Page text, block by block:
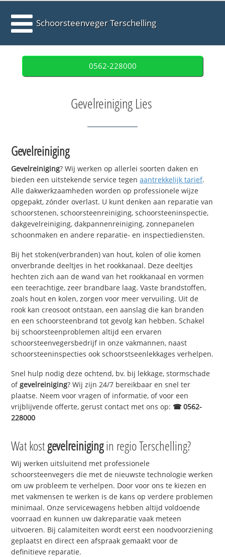
Schoorsteenveger Terschelling
0562-228000
Gevelreiniging Lies
Gevelreiniging
Gevelreiniging? Wij werken op allerlei soorten daken en
bieden een uitstekende service tegenaantrekkelijk tarief.
Alle dakwerkzaamheden worden op professionele wijze
opgepakt, zónder overlast. U kunt denken aan reparatie van
schoorstenen, schoorsteenreiniging, schoorsteeninspectie,
dakgevelreiniging, dakpannenreiniging, zonnepanelen
schoonmaken en andere reparatie- en inspectiediensten.
Bij het stoken(verbranden) van hout, kolen of olie komen
onverbrande deeltjes in het rookkanaal. Deze deeltjes
hechten zich aan de wand van het rookkanaal en vormen
een teerachtige, zeer brandbare laag. Vaste brandstoffen,
zoals hout en kolen, zorgen voor meer vervuiling. Uit de
rook kan creosoot ontstaan, een aanslag die kan branden
en een schoorsteenbrand tot gevolg kan hebben. Schakel
bij schoorsteenproblemen altijd een ervaren
schoorsteenvegersbedrijf in onze vakmannen, naast
schoorsteeninspecties ook schoorstseenlekkages verhelpen.
Snel hulp nodig deze ochtend, bv. bij lekkage, stormschade
ofgevelreiniging? Wij zijn 24/7 bereikbaar en snel ter
plaatse. Neem voor vragen of informatie, of voor een
vrijblijvende offerte, gerust contact met ons op: ☎ 0562-
228000
Wat kostgevelreinigingin regio Terschelling?
Wij werken uitsluitend met professionele
schoorsteenvegers die met de nieuwste technologie werken
om uw probleem te verhelpen. Door voor ons te kiezen en
met vakmensen te werken is de kans op verdere problemen
minimaal. Onze servicewagens hebben altijd voldoende
voorraad en kunnen uw dakreparatie vaak meteen
uitvoeren. Bij calamiteiten wordt eerst een noodvoorziening
geplaatst en direct een afspraak gemaakt voor de
definitieve reparatie.